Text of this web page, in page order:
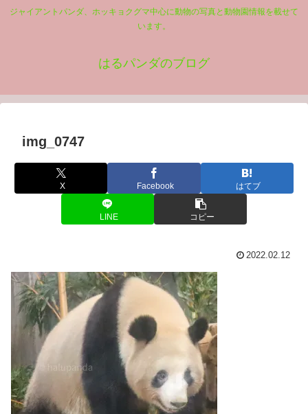
ジャイアントパンダ、ホッキョクグマ中心に動物の写真と動物園情報を載せて
います。
はるパンダのブログ
img_0747
X Facebook はてブ
LINE コピー
2022.02.12